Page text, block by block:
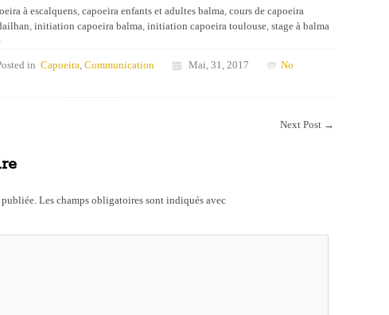
à escalquens capoeira enfants et adultes balma cours de capoeira
initiation capoeira balma initiation capoeira toulouse stage à balma
in Capoeira Communication Mai, 31, 2017
No
Next Post →
publiée. Les champs obligatoires sont indiqués avec